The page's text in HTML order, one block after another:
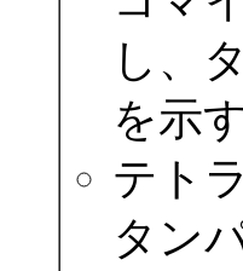
し、
を示す
テト
タン